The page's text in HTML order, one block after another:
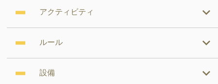
アクティビティ
ルール
設備